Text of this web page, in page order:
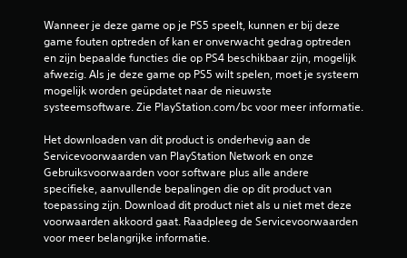
i
t
2
9
4
4
Wanneer je deze game op je PS5 speelt, kunnen er bij deze
game fouten optreden of kan er onverwacht gedrag optreden
en zijn bepaalde functies die op PS4 beschikbaar zijn, mogelijk
afwezig. Als je deze game op PS5 wilt spelen, moet je systeem
mogelijk worden geüpdatet naar de nieuwste
systeemsoftware. Zie PlayStation.com/bc voor meer informatie.
Het downloaden van dit product is onderhevig aan de
Servicevoorwaarden van PlayStation Network en onze
Gebruiksvoorwaarden voor software plus alle andere
specifieke, aanvullende bepalingen die op dit product van
toepassing zijn. Download dit product niet als u niet met deze
voorwaarden akkoord gaat. Raadpleeg de Servicevoorwaarden
voor meer belangrijke informatie.